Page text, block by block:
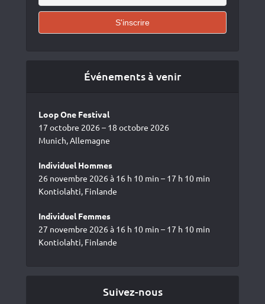
Événements à venir
Loop One Festival
17 octobre 2026 – 18 octobre 2026
Munich, Allemagne
Individuel Hommes
26 novembre 2026 à 16 h 10 min – 17 h 10 min
Kontiolahti, Finlande
Individuel Femmes
27 novembre 2026 à 16 h 10 min – 17 h 10 min
Kontiolahti, Finlande
Suivez-nous